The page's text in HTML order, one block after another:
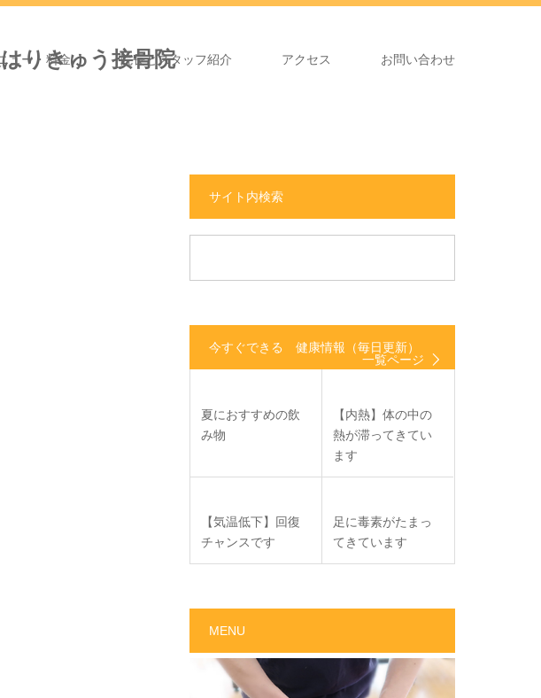
ュー・料金 院長とスタッフ紹介 アクセス お問い合わせ
サイト内検索
今すぐできる 健康情報（毎日更新）
一覧ページ
夏におすすめの飲
み物
【内熱】体の中の
熱が滞ってきてい
ます
【気温低下】回復
チャンスです
足に毒素がたまっ
てきています
MENU